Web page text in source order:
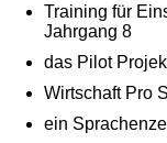
Training für
Jahrgang 8
das Pilot
Wirtschaft Pro
ein